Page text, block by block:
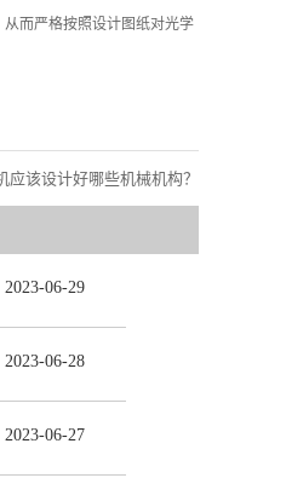
而严格按照设计图纸对光学
应该设计好哪些机械机构？
2023-06-29
2023-06-28
2023-06-27